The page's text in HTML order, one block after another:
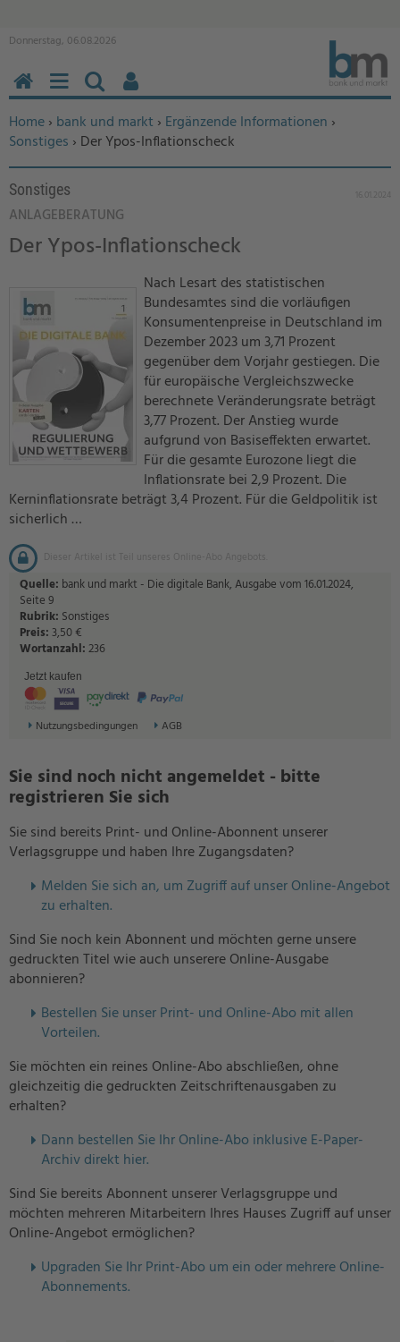
Donnerstag, 06.08.2026
Sie befinden sich hier:
Home› bank und markt › Ergänzende Informationen ›
Sonstiges › Der Ypos-Inflationscheck
Sonstiges 16.01.2024
ANLAGEBERATUNG
Der Ypos-Inflationscheck
Nach Lesart des statistischen
Bundesamtes sind die vorläufigen
Konsumentenpreise in Deutschland im
Dezember 2023 um 3,71 Prozent
gegenüber dem Vorjahr gestiegen. Die
für europäische Vergleichszwecke
berechnete Veränderungsrate beträgt
3,77 Prozent. Der Anstieg wurde
aufgrund von Basiseffekten erwartet.
Für die gesamte Eurozone liegt die
Inflationsrate bei 2,9 Prozent. Die
Kerninflationsrate beträgt 3,4 Prozent. Für die Geldpolitik ist
sicherlich …
Dieser Artikel ist Teil unseres Online-Abo Angebots.
Quelle: bank und markt - Die digitale Bank, Ausgabe vom 16.01.2024,
Seite 9
Rubrik: Sonstiges
Preis:3,50 €
Wortanzahl:236
Jetzt kaufen
Nutzungsbedingungen AGB
Sie sind noch nicht angemeldet - bitte
registrieren Sie sich
Sie sind bereits Print- und Online-Abonnent unserer
Verlagsgruppe und haben Ihre Zugangsdaten?
Melden Sie sich an, um Zugriff auf unser Online-Angebot
zu erhalten.
Sind Sie noch kein Abonnent und möchten gerne unsere
gedruckten Titel wie auch unserere Online-Ausgabe
abonnieren?
Bestellen Sie unser Print- und Online-Abo mit allen
Vorteilen.
Sie möchten ein reines Online-Abo abschließen, ohne
gleichzeitig die gedruckten Zeitschriftenausgaben zu
erhalten?
Dann bestellen Sie Ihr Online-Abo inklusive E-Paper-
Archiv direkt hier.
Sind Sie bereits Abonnent unserer Verlagsgruppe und
möchten mehreren Mitarbeitern Ihres Hauses Zugriff auf unser
Online-Angebot ermöglichen?
Upgraden Sie Ihr Print-Abo um ein oder mehrere Online-
Abonnements.
HOMEMENÜSUCHEN
BENUTZERFUNKTIONEN